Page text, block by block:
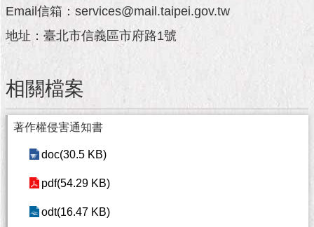
情
系
統
Email信箱：services@mail.taipei.gov.tw
地址：臺北市信義區市府路1號
相關檔案
著作權侵害通知書
doc(30.5 KB)
pdf(54.29 KB)
odt(16.47 KB)